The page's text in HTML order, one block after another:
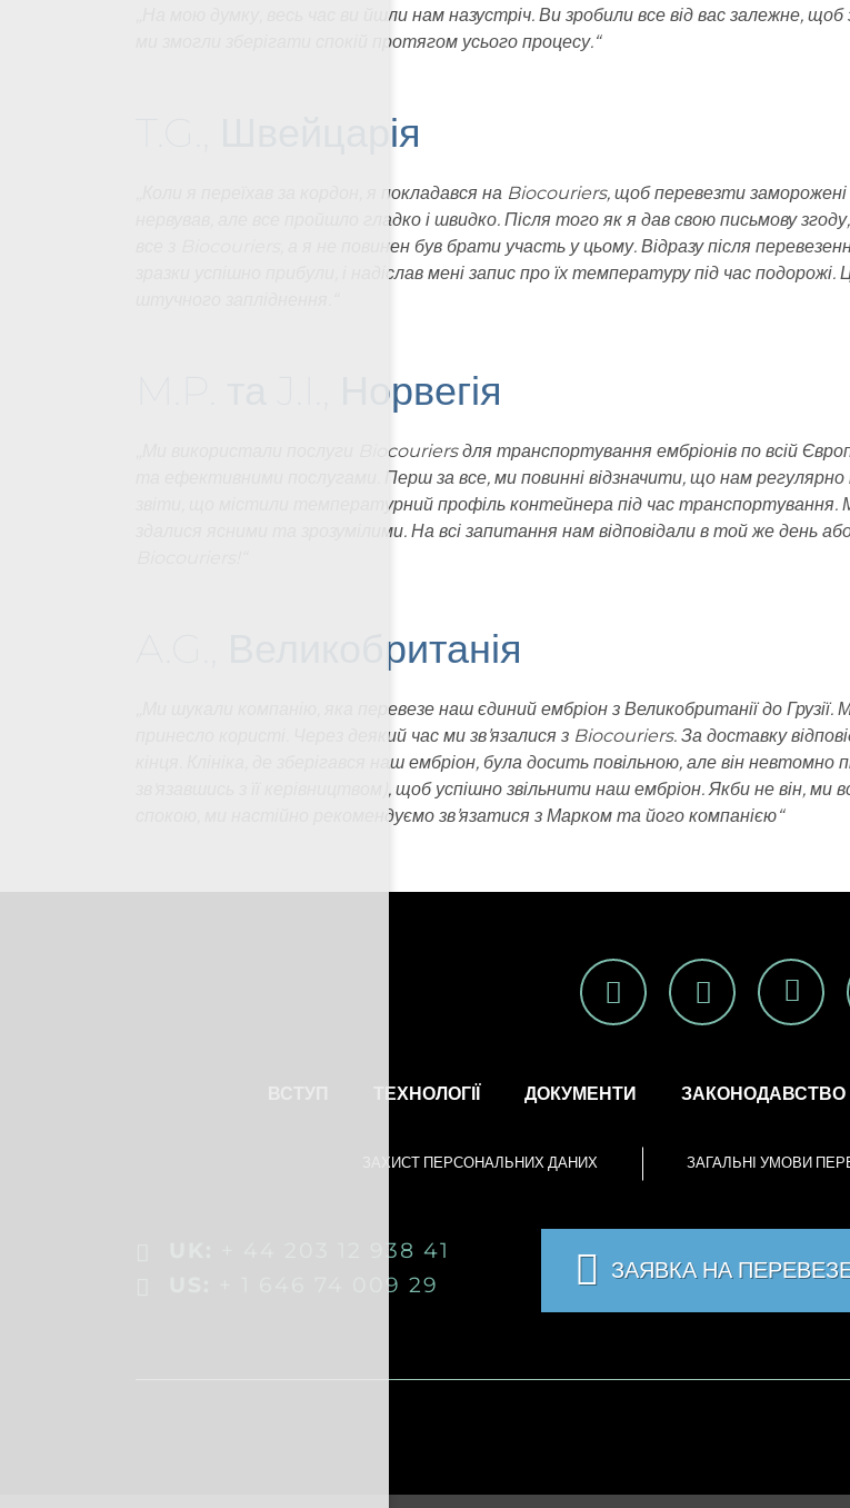
На мою думку, весь час ви йшли нам назустріч. Ви зробили все від вас залежне,
ми змогли зберігати спокій протягом усього процесу.“
T.G., Швейцарія
Коли я переїхав за кордон, я покладався на Biocouriers, щоб перевезти
нервував, але все пройшло гладко і швидко. Після того як я дав свою письмову
все з Biocouriers, а я не повинен був брати участь у цьому. Відразу після
зразки успішно прибули, і надіслав мені запис про їх температуру під час
M.P. та J.I., Норвегія
Ми використали послуги Biocouriers для транспортування ембріонів по всій
та ефективними послугами. Перш за все, ми повинні відзначити, що нам регулярно
звіти, що містили температурний профіль контейнера під час
здалися ясними та зрозумілими. На всі запитання нам відповідали в той же день
A.G., Великобританія
Ми шукали компанію, яка перевезе наш єдиний ембріон з Великобританії до
принесло користі. Через деякий час ми зв’язалися з Biocouriers. За доставку
кінця. Клініка, де зберігався наш ембріон, була досить повільною, але він
зв'язавшись з її керівництвом), щоб успішно звільнити наш ембріон. Якби не він,
спокою, ми настійно рекомендуємо зв’язатися з Марком та його компанією“
ТЕХНОЛОГІЇ ДОКУМЕНТИ ЗАКОНОДАВСТВО
ЗАХИСТ ПЕРСОНАЛЬНИХ ДАНИХ ЗАГАЛЬНІ УМОВИ
+ 44 203 12 938 41
+ 1 646 74 009 29
ЗАЯВКА НА